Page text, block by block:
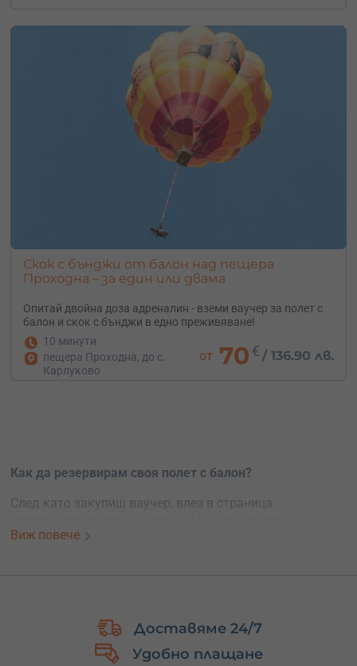
Скок с бънджи от балон над пещера
Проходна – за един или двама
Опитай двойна доза адреналин - вземи ваучер за полет с
балон и скок с бънджи в едно преживяване!
10 минути
пещера Проходна, до с.
Карлуково
от 70 € / 136.90 лв.
Как да резервирам своя полет с балон?
След като закупиш ваучер, влез в страница
дата. Резервацията се прави 7 дни предварително,
се присъедините към група.
Романтични и ВИП разходки - изпълняват се на
Виж повече
Доставяме 24/7
Удобно плащане